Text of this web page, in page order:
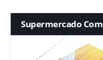
Supermercado